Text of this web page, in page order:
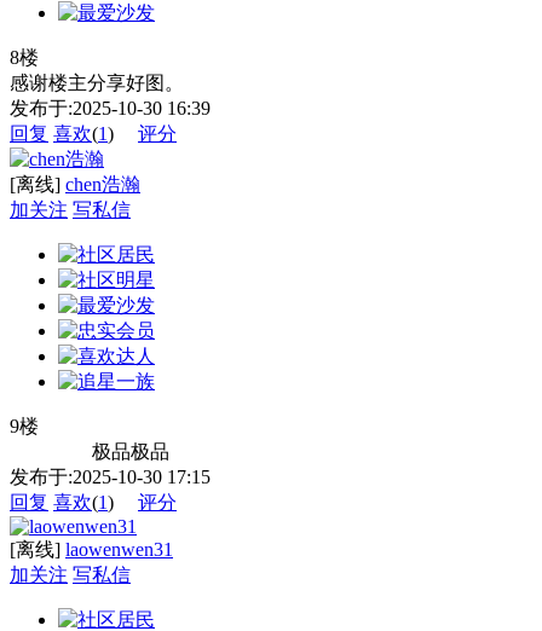
8楼
感谢楼主分享好图。
发布于:2025-10-30 16:39
回复 喜欢(1) 评分
[离线] chen浩瀚
加关注 写私信
9楼
极品极品
发布于:2025-10-30 17:15
回复 喜欢(1) 评分
[离线] laowenwen31
加关注 写私信